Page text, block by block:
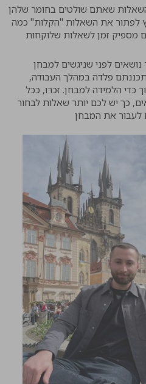
שאתם שולטים בחומר שלהן
לפתור את השאלות "הקלות" כמה
מספיק זמן לשאלות שלוקחות
לפני שניגשים למבחן
פלדה במהלך העבודה,
כדי הלמידה למבחן. זכרו, ככל
כך יש לכם יותר שאלות לבחור
לעבור את המבחן